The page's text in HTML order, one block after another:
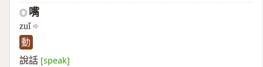
◎ 嘴
zuǐ
動
說話 [speak]